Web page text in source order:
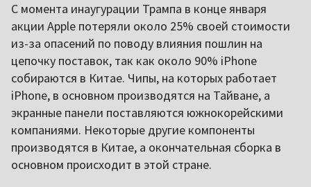
С момента инаугурации Трампа в конце января
акции Apple потеряли около 25% своей стоимости
из-за опасений по поводу влияния пошлин на
цепочку поставок, так как около 90% iPhone
собираются в Китае. Чипы, на которых работает
iPhone, в основном производятся на Тайване, а
экранные панели поставляются южнокорейскими
компаниями. Некоторые другие компоненты
производятся в Китае, а окончательная сборка в
основном происходит в этой стране.